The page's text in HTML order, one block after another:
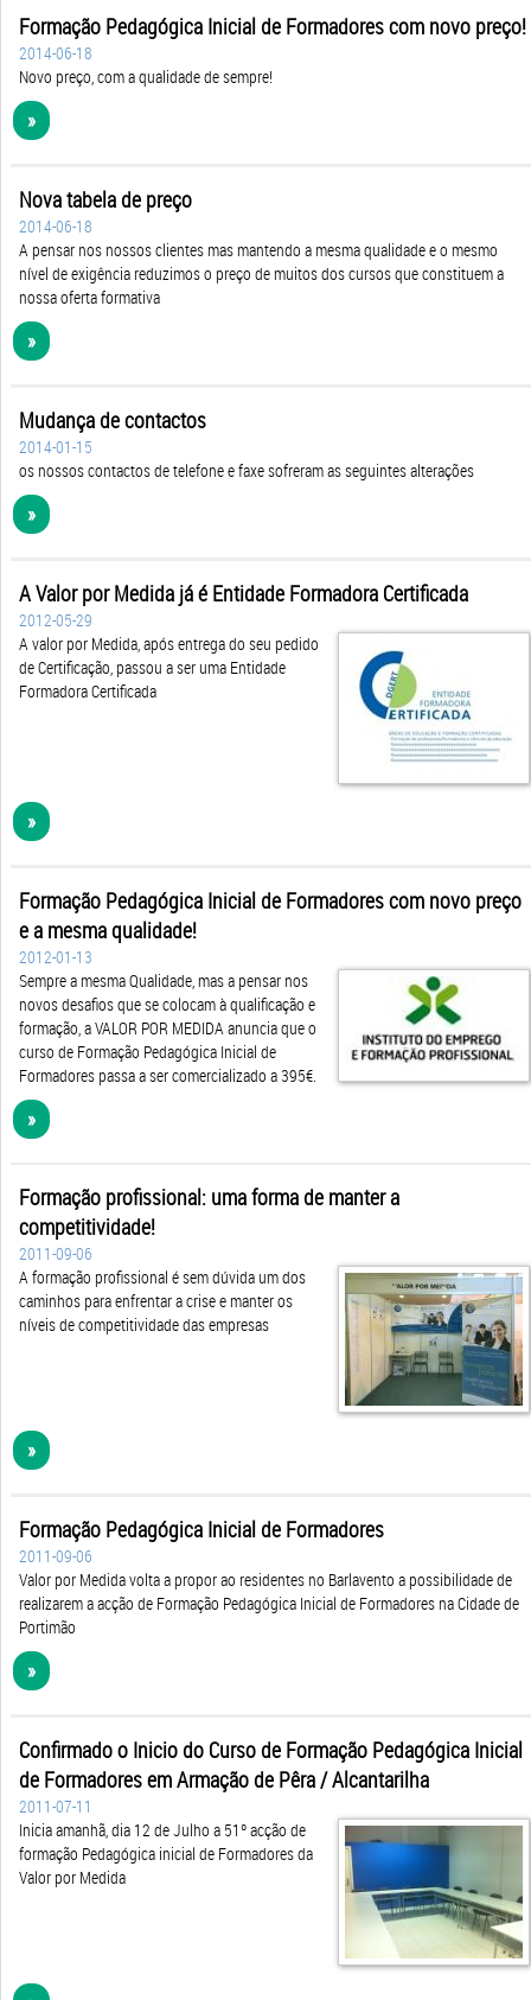
Formação Pedagógica Inicial de Formadores com novo preço!
2014-06-18
Novo preço, com a qualidade de sempre!
»
Nova tabela de preço
2014-06-18
A pensar nos nossos clientes mas mantendo a mesma qualidade e o mesmo
nível de exigência reduzimos o preço de muitos dos cursos que constituem a
nossa oferta formativa
»
Mudança de contactos
2014-01-15
os nossos contactos de telefone e faxe sofreram as seguintes alterações
»
A Valor por Medida já é Entidade Formadora Certificada
2012-05-29
A valor por Medida, após entrega do seu pedido
de Certificação, passou a ser uma Entidade
Formadora Certificada
»
Formação Pedagógica Inicial de Formadores com novo preço
e a mesma qualidade!
2012-01-13
Sempre a mesma Qualidade, mas a pensar nos
novos desafios que se colocam à qualificação e
formação, a VALOR POR MEDIDA anuncia que o
curso de Formação Pedagógica Inicial de
Formadores passa a ser comercializado a 395€.
»
Formação profissional: uma forma de manter a
competitividade!
2011-09-06
A formação profissional é sem dúvida um dos
caminhos para enfrentar a crise e manter os
níveis de competitividade das empresas
»
Formação Pedagógica Inicial de Formadores
2011-09-06
Valor por Medida volta a propor ao residentes no Barlavento a possibilidade de
realizarem a acção de Formação Pedagógica Inicial de Formadores na Cidade de
Portimão
»
Confirmado o Inicio do Curso de Formação Pedagógica Inicial
de Formadores em Armação de Pêra / Alcantarilha
2011-07-11
Inicia amanhã, dia 12 de Julho a 51º acção de
formação Pedagógica inicial de Formadores da
Valor por Medida